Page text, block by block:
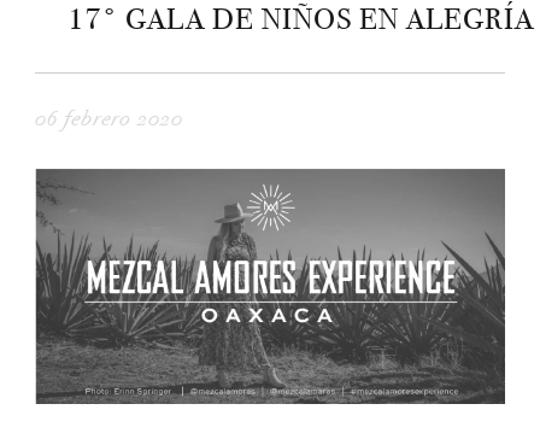
17° GALA DE NIÑOS EN ALEGRÍA
06 febrero 2020